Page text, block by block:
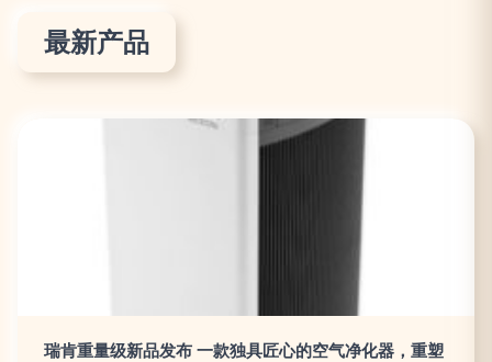
最新产品
瑞肯重量级新品发布 一款独具匠心的空气净化器，重塑